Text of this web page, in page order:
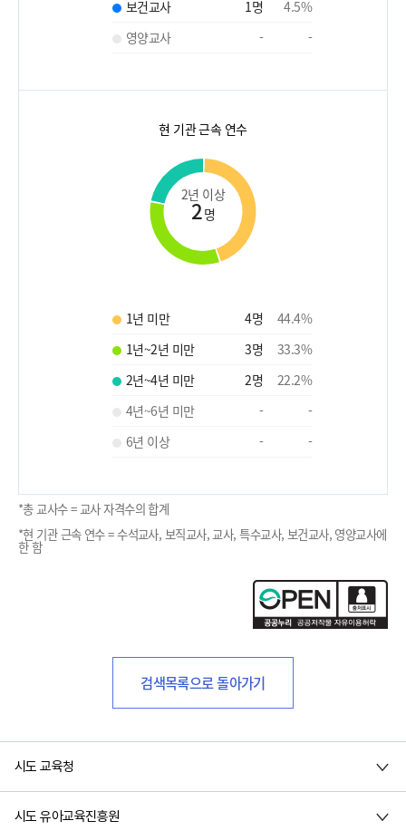
보건교사
1명 4.5%
영양교사
- -
현 기관 근속 연수
2년 이상
2명
1년 미만 4명 44.4%
1년~2년 미만
3명 33.3%
2년~4년 미만
2명 22.2%
4년~6년 미만
-
-
6년 이상
- -
*총 교사수 = 교사 자격수의 합계
*현 기관 근속 연수 = 수석교사, 보직교사, 교사, 특수교사, 보건교사, 영양교사에
한 함
검색목록으로 돌아가기
시도 교육청
시도 유아교육진흥원